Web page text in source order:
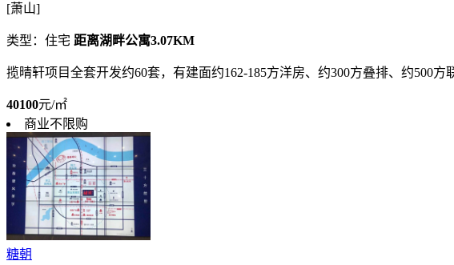
[萧山]
类型：住宅 距离湖畔公寓3.07KM
揽晴轩项目全套开发约60套，有建面约162-185方洋房、约300方叠排、约500
40100元/㎡
商业不限购
糖朝